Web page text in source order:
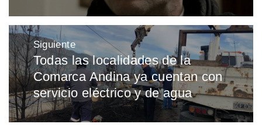
Siguiente
Entrada
siguiente:
Todas las localidades de la
Comarca Andina ya cuentan con
servicio eléctrico y de agua